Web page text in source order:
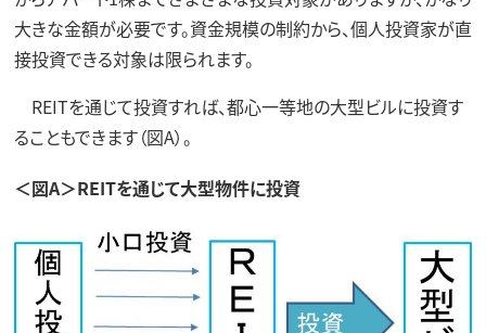
大きな金額が必要です。資金規模の制約から、個人投資家が直
接投資できる対象は限られます。
REITを通じて投資すれば、都心一等地の大型ビルに投資す
ることもできます（図A）。
＜図A＞REITを通じて大型物件に投資